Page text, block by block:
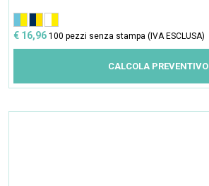
€ 16,96 100 pezzi senza stampa (IVA ESCLUSA)
CALCOLA PREVENTIVO